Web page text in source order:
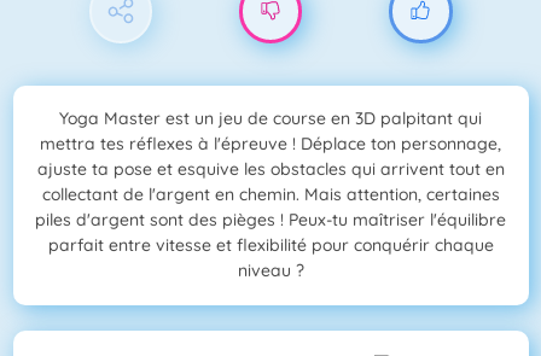
Yoga Master est un jeu de course en 3D palpitant qui
mettra tes réflexes à l'épreuve ! Déplace ton personnage,
ajuste ta pose et esquive les obstacles qui arrivent tout en
collectant de l'argent en chemin. Mais attention, certaines
piles d'argent sont des pièges ! Peux-tu maîtriser l'équilibre
parfait entre vitesse et flexibilité pour conquérir chaque
niveau ?